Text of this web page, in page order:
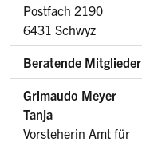
Postfach 2190
6431 Schwyz
Beratende Mitglieder
Grimaudo Meyer
Tanja
Vorsteherin Amt für